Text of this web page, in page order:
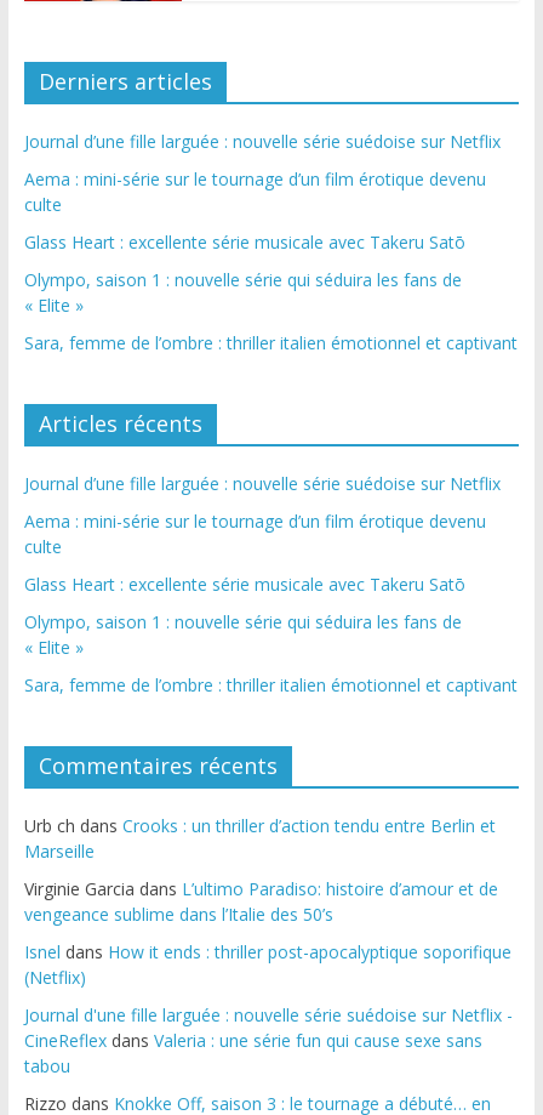
Derniers articles
Journal d’une fille larguée : nouvelle série suédoise sur Netflix
Aema : mini-série sur le tournage d’un film érotique devenu
culte
Glass Heart : excellente série musicale avec Takeru Satō
Olympo, saison 1 : nouvelle série qui séduira les fans de
« Elite »
Sara, femme de l’ombre : thriller italien émotionnel et captivant
Articles récents
Journal d’une fille larguée : nouvelle série suédoise sur Netflix
Aema : mini-série sur le tournage d’un film érotique devenu
culte
Glass Heart : excellente série musicale avec Takeru Satō
Olympo, saison 1 : nouvelle série qui séduira les fans de
« Elite »
Sara, femme de l’ombre : thriller italien émotionnel et captivant
Commentaires récents
Urb ch dans Crooks : un thriller d’action tendu entre Berlin et
Marseille
Virginie Garcia dans L’ultimo Paradiso: histoire d’amour et de
vengeance sublime dans l’Italie des 50’s
Isnel dans How it ends : thriller post-apocalyptique soporifique
(Netflix)
Journal d'une fille larguée : nouvelle série suédoise sur Netflix -
CineReflexdans Valeria : une série fun qui cause sexe sans
tabou
Rizzo dans Knokke Off, saison 3 : le tournage a débuté… en